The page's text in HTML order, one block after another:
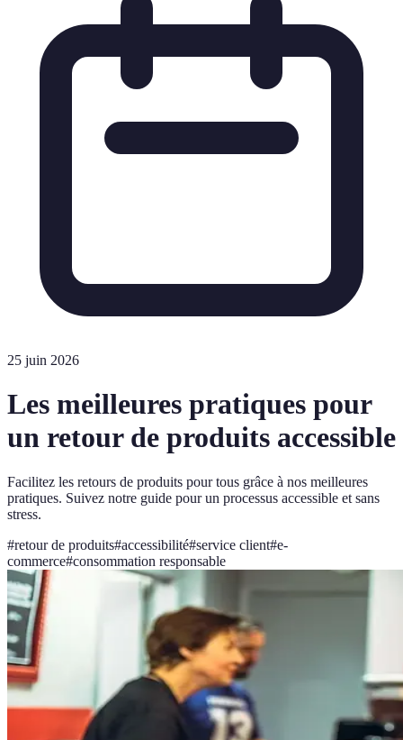
25 juin 2026
Les meilleures pratiques pour
un retour de produits accessible
Facilitez les retours de produits pour tous grâce à nos meilleures
pratiques. Suivez notre guide pour un processus accessible et sans
stress.
#retour de produits#accessibilité#service client#e-
commerce#consommation responsable